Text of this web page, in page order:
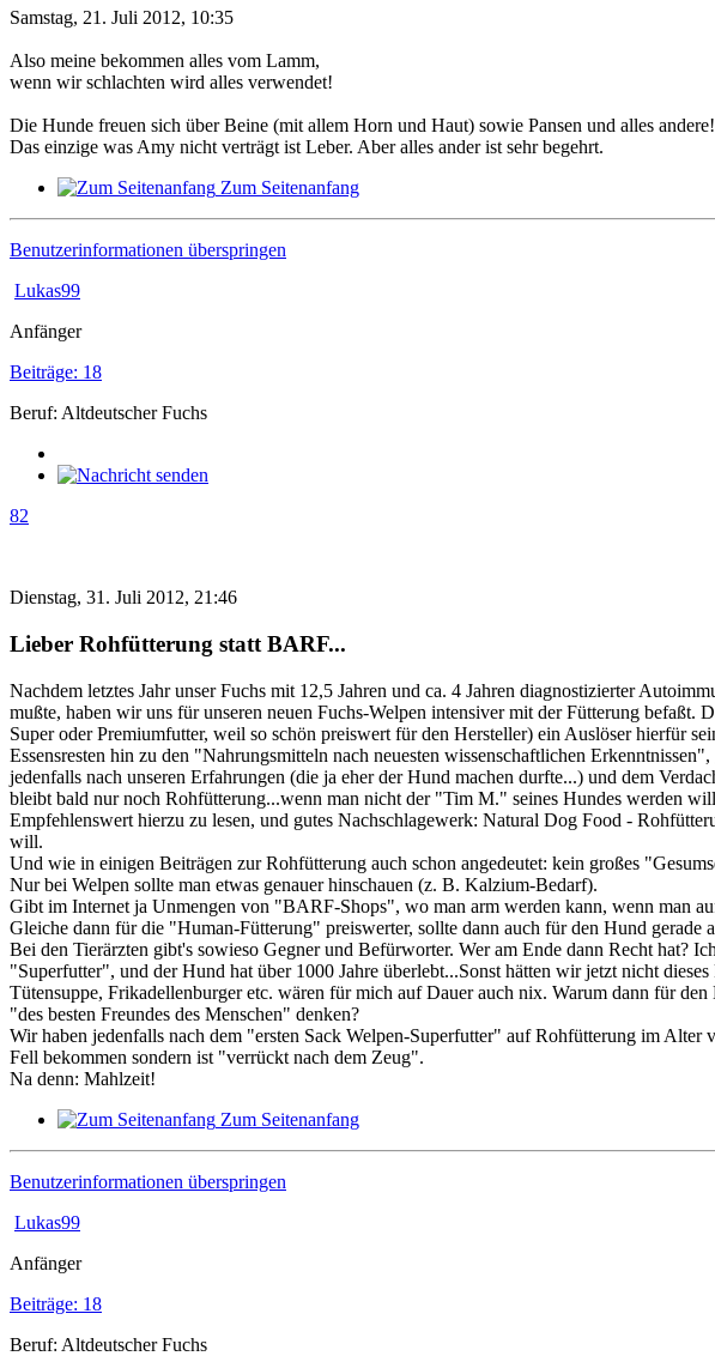
Samstag, 21. Juli 2012, 10:35
Also meine bekommen alles vom Lamm,
wenn wir schlachten wird alles verwendet!
Die Hunde freuen sich über Beine (mit allem Horn und Haut) sowie Pansen und alles andere!
Das einzige was Amy nicht verträgt ist Leber. Aber alles ander ist sehr begehrt.
Zum Seitenanfang
Benutzerinformationen überspringen
Lukas99
Anfänger
Beiträge: 18
Beruf: Altdeutscher Fuchs
82
Dienstag, 31. Juli 2012, 21:46
Lieber Rohfütterung statt BARF...
Nachdem letztes Jahr unser Fuchs mit 12,5 Jahren und ca. 4 Jahren diagnostizierter
mußte, haben wir uns für unseren neuen Fuchs-Welpen intensiver mit der Fütterung
Super oder Premiumfutter, weil so schön preiswert für den Hersteller) ein Auslöser hierfür
Essensresten hin zu den "Nahrungsmitteln nach neuesten wissenschaftlichen
jedenfalls nach unseren Erfahrungen (die ja eher der Hund machen durfte...) und dem
bleibt bald nur noch Rohfütterung...wenn man nicht der "Tim M." seines Hundes werden
Empfehlenswert hierzu zu lesen, und gutes Nachschlagewerk: Natural Dog Food -
will.
Und wie in einigen Beiträgen zur Rohfütterung auch schon angedeutet: kein großes
Nur bei Welpen sollte man etwas genauer hinschauen (z. B. Kalzium-Bedarf).
Gibt im Internet ja Unmengen von "BARF-Shops", wo man arm werden kann, wenn man
Gleiche dann für die "Human-Fütterung" preiswerter, sollte dann auch für den Hund gerade
Bei den Tierärzten gibt's sowieso Gegner und Befürworter. Wer am Ende dann Recht hat?
"Superfutter", und der Hund hat über 1000 Jahre überlebt...Sonst hätten wir jetzt nicht
Tütensuppe, Frikadellenburger etc. wären für mich auf Dauer auch nix. Warum dann für
"des besten Freundes des Menschen" denken?
Wir haben jedenfalls nach dem "ersten Sack Welpen-Superfutter" auf Rohfütterung im
Fell bekommen sondern ist "verrückt nach dem Zeug".
Na denn: Mahlzeit!
Zum Seitenanfang
Benutzerinformationen überspringen
Lukas99
Anfänger
Beiträge: 18
Beruf: Altdeutscher Fuchs